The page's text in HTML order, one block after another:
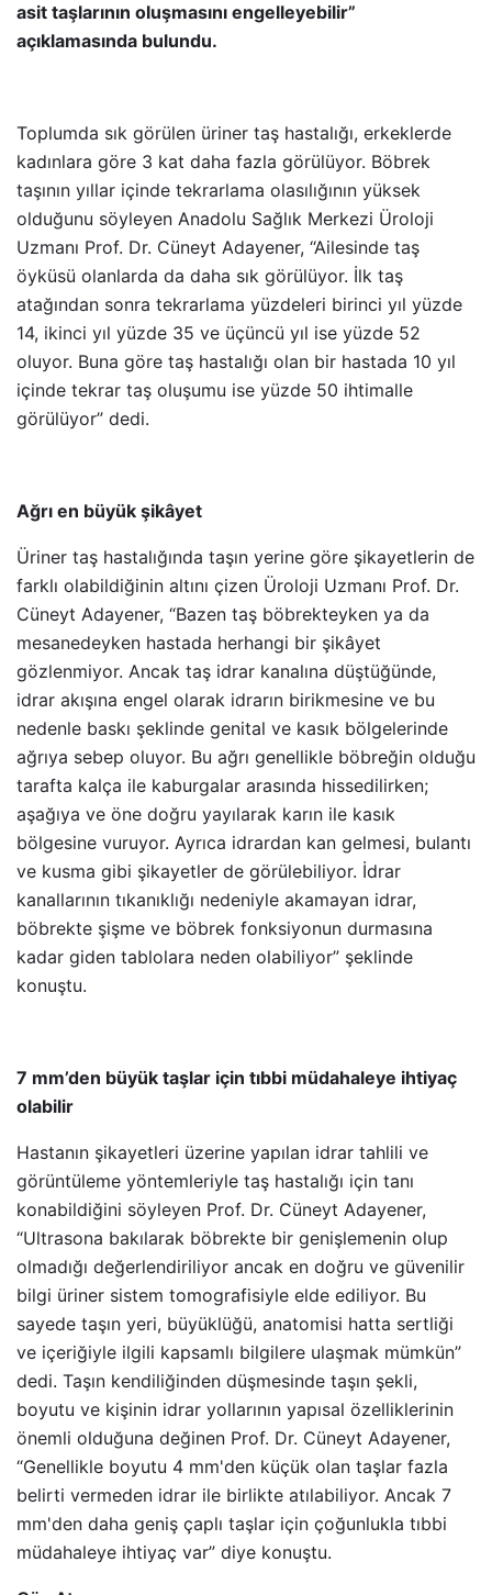
asit taşlarının oluşmasını engelleyebilir”
açıklamasında bulundu.
Toplumda sık görülen üriner taş hastalığı, erkeklerde
kadınlara göre 3 kat daha fazla görülüyor. Böbrek
taşının yıllar içinde tekrarlama olasılığının yüksek
olduğunu söyleyen Anadolu Sağlık Merkezi Üroloji
Uzmanı Prof. Dr. Cüneyt Adayener, “Ailesinde taş
öyküsü olanlarda da daha sık görülüyor. İlk taş
atağından sonra tekrarlama yüzdeleri birinci yıl yüzde
14, ikinci yıl yüzde 35 ve üçüncü yıl ise yüzde 52
oluyor. Buna göre taş hastalığı olan bir hastada 10 yıl
içinde tekrar taş oluşumu ise yüzde 50 ihtimalle
görülüyor” dedi.
Ağrı en büyük şikâyet
Üriner taş hastalığında taşın yerine göre şikayetlerin de
farklı olabildiğinin altını çizen Üroloji Uzmanı Prof. Dr.
Cüneyt Adayener, “Bazen taş böbrekteyken ya da
mesanedeyken hastada herhangi bir şikâyet
gözlenmiyor. Ancak taş idrar kanalına düştüğünde,
idrar akışına engel olarak idrarın birikmesine ve bu
nedenle baskı şeklinde genital ve kasık bölgelerinde
ağrıya sebep oluyor. Bu ağrı genellikle böbreğin olduğu
tarafta kalça ile kaburgalar arasında hissedilirken;
aşağıya ve öne doğru yayılarak karın ile kasık
bölgesine vuruyor. Ayrıca idrardan kan gelmesi, bulantı
ve kusma gibi şikayetler de görülebiliyor. İdrar
kanallarının tıkanıklığı nedeniyle akamayan idrar,
böbrekte şişme ve böbrek fonksiyonun durmasına
kadar giden tablolara neden olabiliyor” şeklinde
konuştu.
7 mm’den büyük taşlar için tıbbi müdahaleye ihtiyaç
olabilir
Hastanın şikayetleri üzerine yapılan idrar tahlili ve
görüntüleme yöntemleriyle taş hastalığı için tanı
konabildiğini söyleyen Prof. Dr. Cüneyt Adayener,
“Ultrasona bakılarak böbrekte bir genişlemenin olup
olmadığı değerlendiriliyor ancak en doğru ve güvenilir
bilgi üriner sistem tomografisiyle elde ediliyor. Bu
sayede taşın yeri, büyüklüğü, anatomisi hatta sertliği
ve içeriğiyle ilgili kapsamlı bilgilere ulaşmak mümkün”
dedi. Taşın kendiliğinden düşmesinde taşın şekli,
boyutu ve kişinin idrar yollarının yapısal özelliklerinin
önemli olduğuna değinen Prof. Dr. Cüneyt Adayener,
“Genellikle boyutu 4 mm'den küçük olan taşlar fazla
belirti vermeden idrar ile birlikte atılabiliyor. Ancak 7
mm'den daha geniş çaplı taşlar için çoğunlukla tıbbi
müdahaleye ihtiyaç var” diye konuştu.